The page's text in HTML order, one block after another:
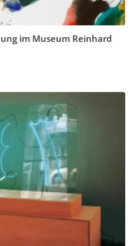
im Museum Reinhard